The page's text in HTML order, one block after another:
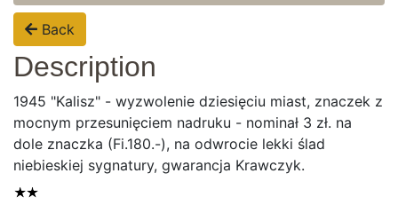
Back
Description
1945 "Kalisz" - wyzwolenie dziesięciu miast, znaczek z
mocnym przesunięciem nadruku - nominał 3 zł. na
dole znaczka (Fi.180.-), na odwrocie lekki ślad
niebieskiej sygnatury, gwarancja Krawczyk.